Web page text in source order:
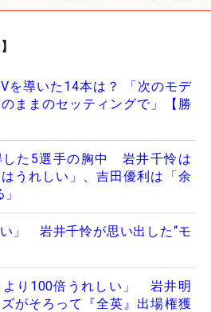
を導いた14本は？ 「次のモデ
ままのセッティングで」【勝
した5選手の胸中 岩井千怜は
はうれしい」、吉田優利は「余
い」 岩井千怜が思い出した“モ
より100倍うれしい」 岩井明
がそろって『全英』出場権獲